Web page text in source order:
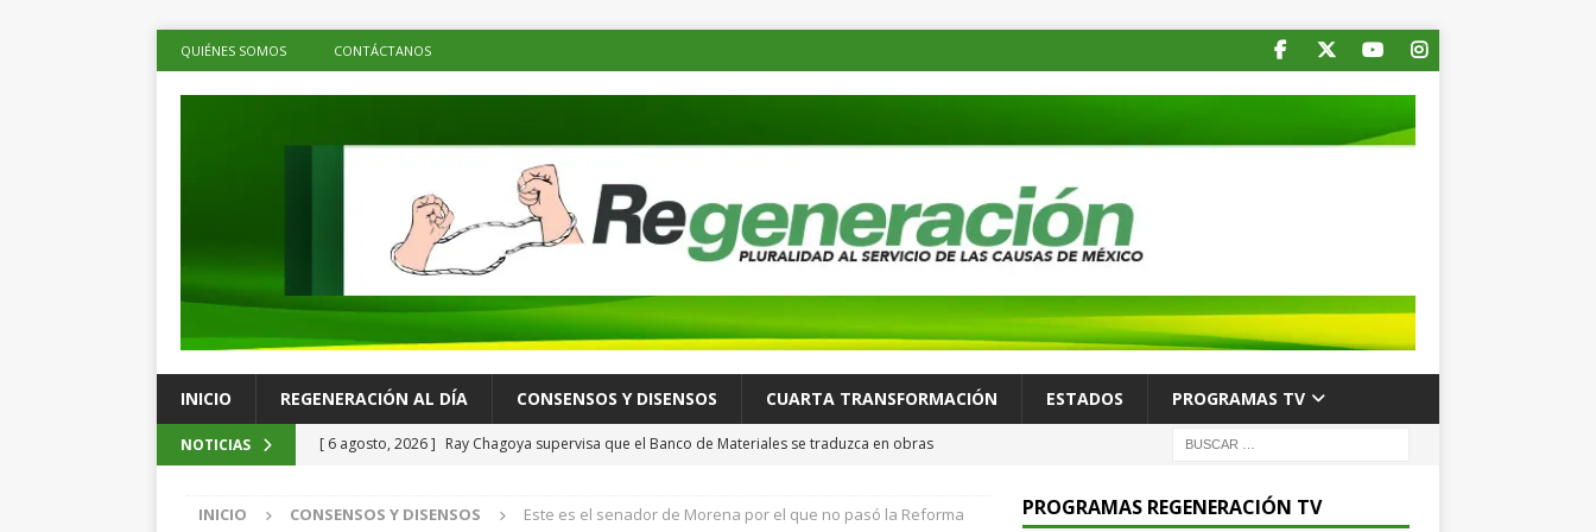
QUIÉNES SOMOS CONTÁCTANOS
INICIO REGENERACIÓN AL DÍA CONSENSOS Y DISENSOS CUARTA TRANSFORMACIÓN ESTADOS PROGRAMAS TV
NOTICIAS [ 6 agosto, 2026 ] Ray Chagoya supervisa que el Banco de Materiales se traduzca en obras
[ 6 agosto, 2026 ] Advierten posible desastre ambiental por derrame de petróleo de buque
INICIO CONSENSOS Y DISENSOS
Este es el senador de Morena por el que no pasó la Reforma
PROGRAMAS REGENERACIÓN TV